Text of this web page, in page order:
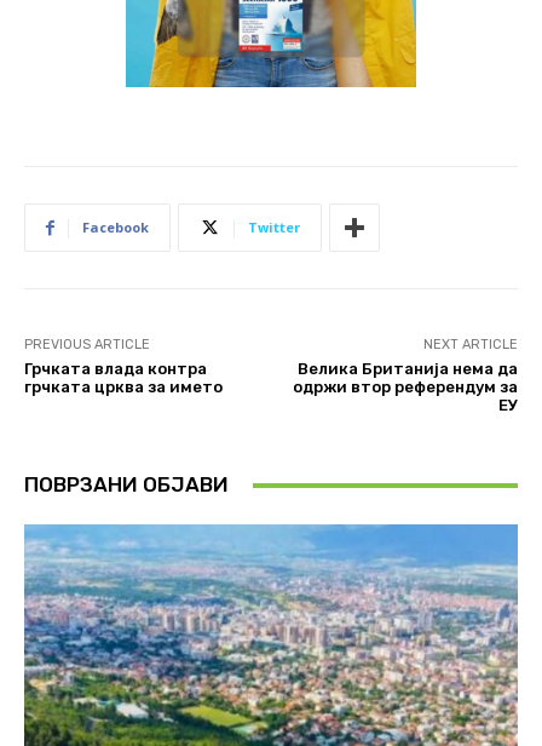
Facebook Twitter
PREVIOUS ARTICLE
Грчката влада контра
грчката црква за името
NEXT ARTICLE
Велика Британија нема да
одржи втор референдум за
ЕУ
ПОВРЗАНИ ОБЈАВИ